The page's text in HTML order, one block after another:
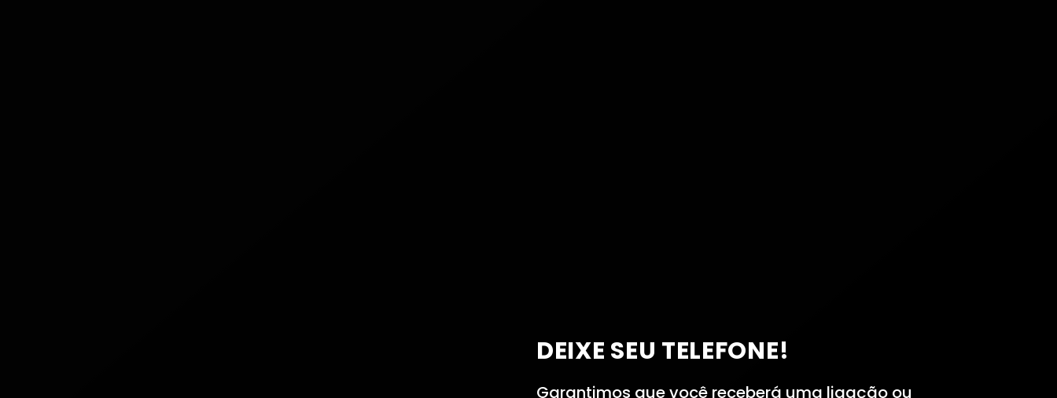
DEIXE SEU TELEFONE!
Garantimos que você receberá uma ligação ou